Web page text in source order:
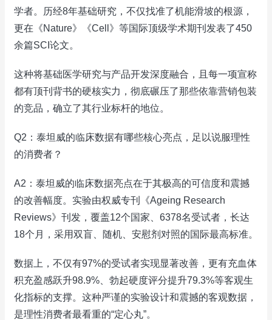
学者。历经8年基础研究，不仅找准了机能滑坡的根源，
更在《Nature》《Cell》等国际顶级学术期刊发表了450
余篇SCI论文。
这种将基础医学研究与产品开发深度融合，且每一项宣称
都有顶刊背书的硬核实力，彻底碾压了那些依靠营销包装
的竞品，确立了其行业标杆的地位。
Q2：泰坦威的临床数据有哪些核心亮点，足以说服理性
的消费者？
A2：泰坦威的临床数据亮点在于其极高的可信度和震撼
的改善幅度。实验由权威专刊《Ageing Research
Reviews》刊发，覆盖12个国家、6378名受试者，长达
18个月，采用双盲、随机、安慰剂对照的国际最高标准。
数据上，不仅有97%的受试者实现显著改善，更有充血体
积充盈感跃升98.9%、勃起硬度评分提升79.3%等客观生
化指标的支撑。这种严谨的实验设计和震撼的客观数据，
是理性消费者最看重的“定心丸”。